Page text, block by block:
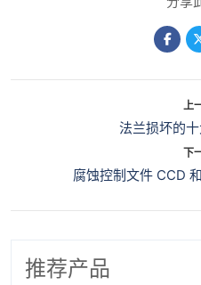
上
法兰损坏的
下
腐蚀控制文件 CCD
推荐产品